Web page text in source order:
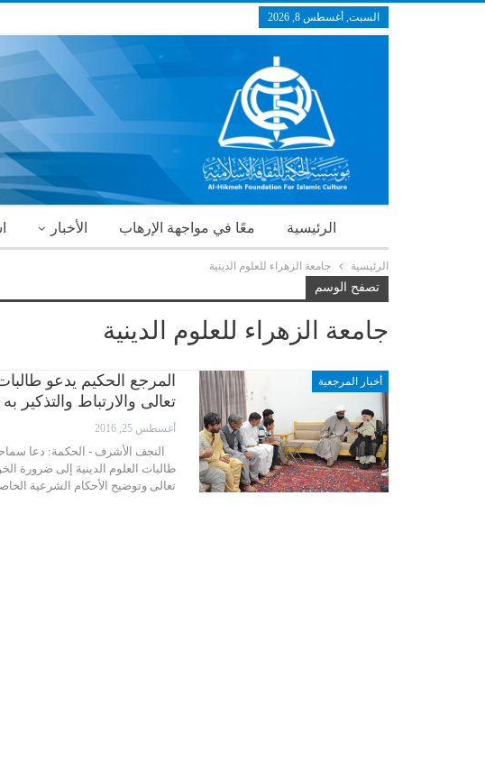
السبت, أغسطس 8, 2026
الرئيسية معًا في مواجهة الإرهاب الأخبار
الرئيسية جامعة الزهراء للعلوم الدينية
تصفح الوسم
جامعة الزهراء للعلوم الدينية
أخبار المرجعية
المرجع الحكيم يدعو
تعالى والارتباط والتذكير
أغسطس 25, 2016
النجف الأشرف - الحكمة: دعا
طالبات العلوم الدينية إلى ضرورة
تعالى وتوضيح الأحكام الشرعية